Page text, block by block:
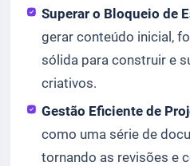
Superar o Bloqueio de
gerar conteúdo inicial,
sólida para construir e
criativos.
Gestão Eficiente de
como uma série de
tornando as revisões e